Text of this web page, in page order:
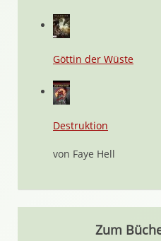
Göttin der Wüste
Destruktion
von Faye Hell
Zum